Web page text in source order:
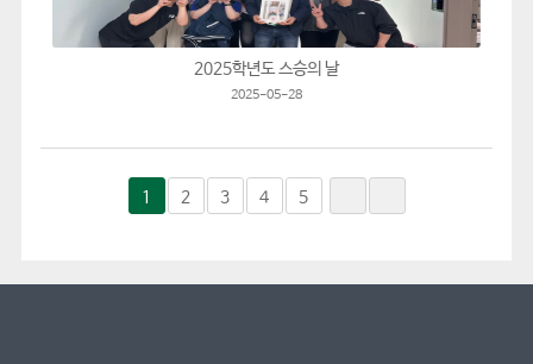
2025학년도 스승의 날
2025-05-28
1 2 3 4 5